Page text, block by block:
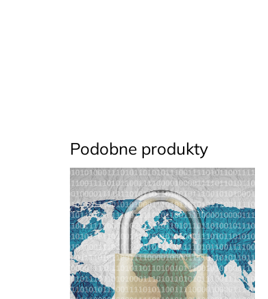
Podobne produkty